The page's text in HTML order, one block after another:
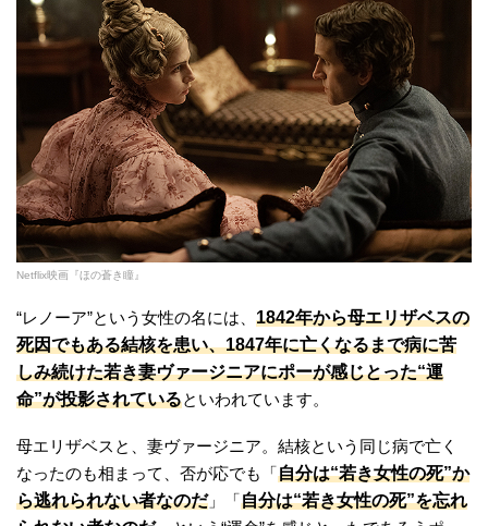
Netflix映画『ほの蒼き瞳』
“レノーア”という女性の名には、 1842年から母エリザベスの
死因でもある結核を患い、1847年に亡くなるまで病に苦
しみ続けた若き妻ヴァージニアにポーが感じとった“運
命”が投影されているといわれています。
母エリザベスと、妻ヴァージニア。結核という同じ病で亡く
なったのも相まって、否が応でも「 自分は“若き女性の死”か
ら逃れられない者なのだ」「 自分は“若き女性の死”を忘れ